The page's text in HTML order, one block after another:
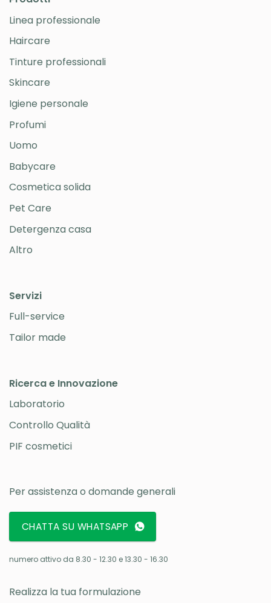
Linea professionale
Haircare
Tinture professionali
Skincare
Igiene personale
Profumi
Uomo
Babycare
Cosmetica solida
Pet Care
Detergenza casa
Altro
Servizi
Full-service
Tailor made
Ricerca e Innovazione
Laboratorio
Controllo Qualità
PIF cosmetici
Per assistenza o domande generali
CHATTA SU WHATSAPP
numero attivo da 8.30 - 12.30 e 13.30 - 16.30
Realizza la tua formulazione